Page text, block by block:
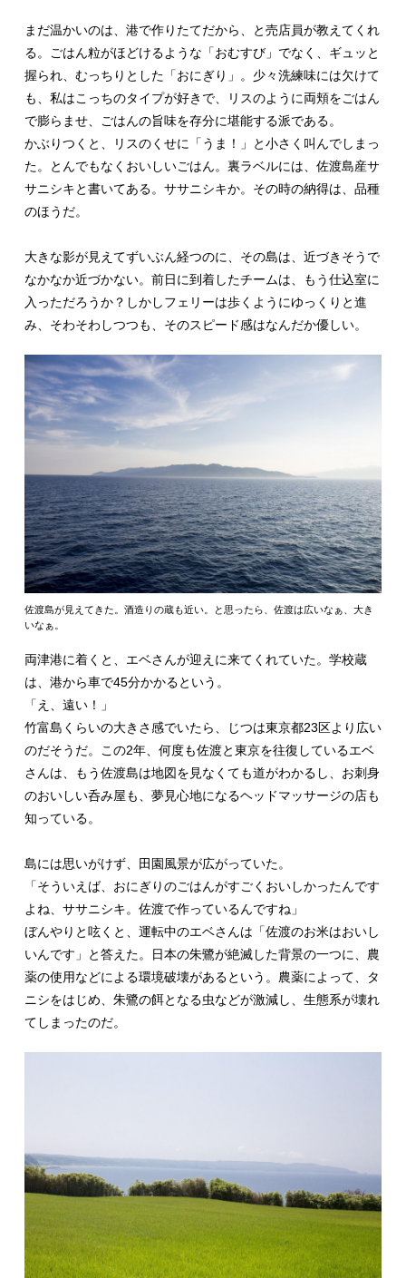
まだ温かいのは、港で作りたてだから、と売店員が教えてくれ
る。ごはん粒がほどけるような「おむすび」でなく、ギュッと
握られ、むっちりとした「おにぎり」。少々洗練味には欠けて
も、私はこっちのタイプが好きで、リスのように両頬をごはん
で膨らませ、ごはんの旨味を存分に堪能する派である。
かぶりつくと、リスのくせに「うま！」と小さく叫んでしまっ
た。とんでもなくおいしいごはん。裏ラベルには、佐渡島産サ
サニシキと書いてある。ササニシキか。その時の納得は、品種
のほうだ。
大きな影が見えてずいぶん経つのに、その島は、近づきそうで
なかなか近づかない。前日に到着したチームは、もう仕込室に
入っただろうか？しかしフェリーは歩くようにゆっくりと進
み、そわそわしつつも、そのスピード感はなんだか優しい。
佐渡島が見えてきた。酒造りの蔵も近い。と思ったら、佐渡は広いなぁ、大き
いなぁ。
両津港に着くと、エベさんが迎えに来てくれていた。学校蔵
は、港から車で45分かかるという。
「え、遠い！」
竹富島くらいの大きさ感でいたら、じつは東京都23区より広い
のだそうだ。この2年、何度も佐渡と東京を往復しているエベ
さんは、もう佐渡島は地図を見なくても道がわかるし、お刺身
のおいしい呑み屋も、夢見心地になるヘッドマッサージの店も
知っている。
島には思いがけず、田園風景が広がっていた。
「そういえば、おにぎりのごはんがすごくおいしかったんです
よね、ササニシキ。佐渡で作っているんですね」
ぼんやりと呟くと、運転中のエベさんは「佐渡のお米はおいし
いんです」と答えた。日本の朱鷺が絶滅した背景の一つに、農
薬の使用などによる環境破壊があるという。農薬によって、タ
ニシをはじめ、朱鷺の餌となる虫などが激減し、生態系が壊れ
てしまったのだ。